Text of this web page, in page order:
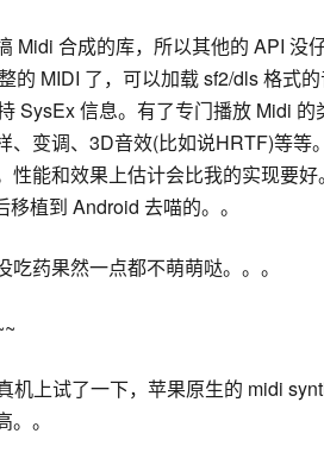
Midi 合成的库，所以其他的 API 没
的 MIDI 了，可以加载 sf2/dls 格式
SysEx 信息。有了专门播放 Midi 的
、变调、3D音效(比如说HRTF)等等
性能和效果上估计会比我的实现要
植到 Android 去喵的。。
药果然一点都不萌萌哒。。。
机上试了一下，苹果原生的 midi
。